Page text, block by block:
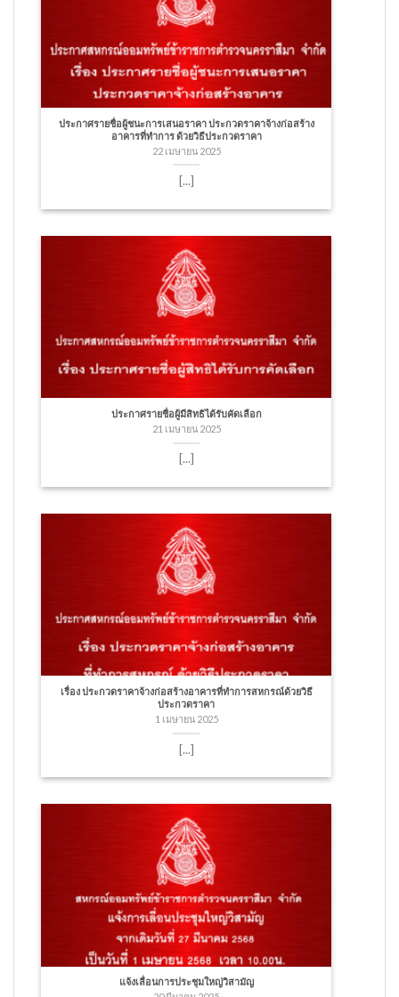
ประกาศรายชื่อผู้ชนะการเสนอราคา ประกวดราคาจ้างก่อสร้าง
อาคารที่ทำการ ด้วยวิธีประกวดราคา
22 เมษายน 2025
[...]
ประกาศรายชื่อผู้มีสิทธิได้รับคัดเลือก
21 เมษายน 2025
[...]
เรื่อง ประกวดราคาจ้างก่อสร้างอาคารที่ทำการสหกรณ์ด้วยวิธี
ประกวดราคา
1 เมษายน 2025
[...]
แจ้งเลื่อนการประชุมใหญ่วิสามัญ